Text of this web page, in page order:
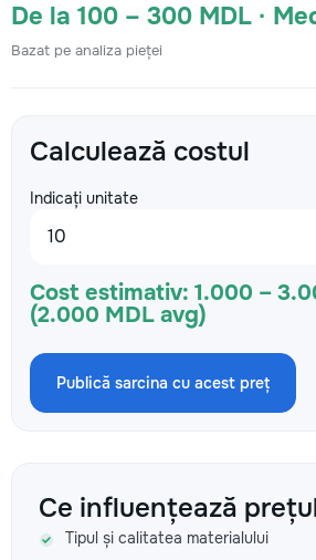
De la 100 – 300 MDL ·
Bazat pe analiza pieței
Calculează costul
Indicați unitate
Cost estimativ: 1.000 –
(2.000 MDL avg)
Publică sarcina cu acest preț
Ce influențează
Tipul și calitatea materialului